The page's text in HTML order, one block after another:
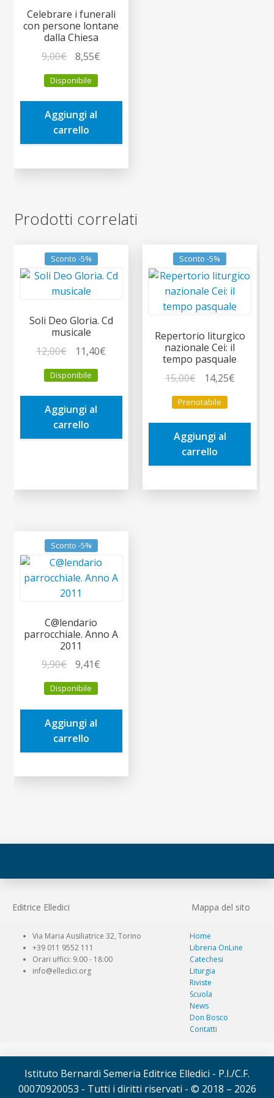
Celebrare i funerali
con persone lontane
dalla Chiesa
9,00€
prezzo
originale
era:
9,00€.
8,55€
è:
Disponibile
Aggiungi al
carrello
Prodotti correlati
Sconto -5%
Soli Deo Gloria. Cd
musicale
12,00€
prezzo
originale
era:
12,00€.
11,40€
è:
Disponibile
Aggiungi al
carrello
Sconto -5%
Repertorio liturgico
nazionale Cei: il
tempo pasquale
15,00€
prezzo
originale
era:
15,00€.
14,25€Il
è:
Prenotabile
Aggiungi al
carrello
Sconto -5%
C@lendario
parrocchiale. Anno A
2011
9,90€
prezzo
originale
era:
9,90€.
9,41€
è:
Disponibile
Aggiungi al
carrello
Editrice Elledici Mappa del sito
Via Maria Ausiliatrice 32, Torino
+39 011 9552 111
Orari uffici: 9.00 - 18:00
info@elledici.org
Home
Libreria OnLine
Catechesi
Liturgia
Riviste
Scuola
News
Don Bosco
Contatti
Istituto Bernardi Semeria Editrice Elledici - P.I./C.F.
00070920053 - Tutti i diritti riservati - © 2018 – 2026